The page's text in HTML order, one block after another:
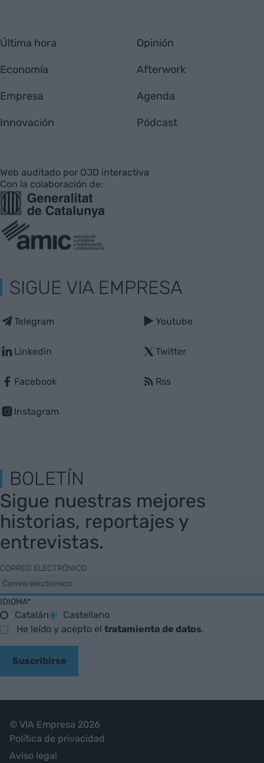
Última hora
Economía
Empresa
Innovación
Opinión
Afterwork
Agenda
Pódcast
Web auditado por OJD interactiva
Con la colaboración de:
SIGUE VIA EMPRESA
Telegram
Linkedin
Facebook
Instagram
Youtube
Twitter
Rss
BOLETÍN
Sigue nuestras mejores
historias, reportajes y
entrevistas.
CORREO ELECTRÓNICO
IDIOMA*
Catalán
Castellano
He leído y acepto el tratamiento de datos.
Suscribirse
© VIA Empresa 2026
Política de privacidad
Aviso legal